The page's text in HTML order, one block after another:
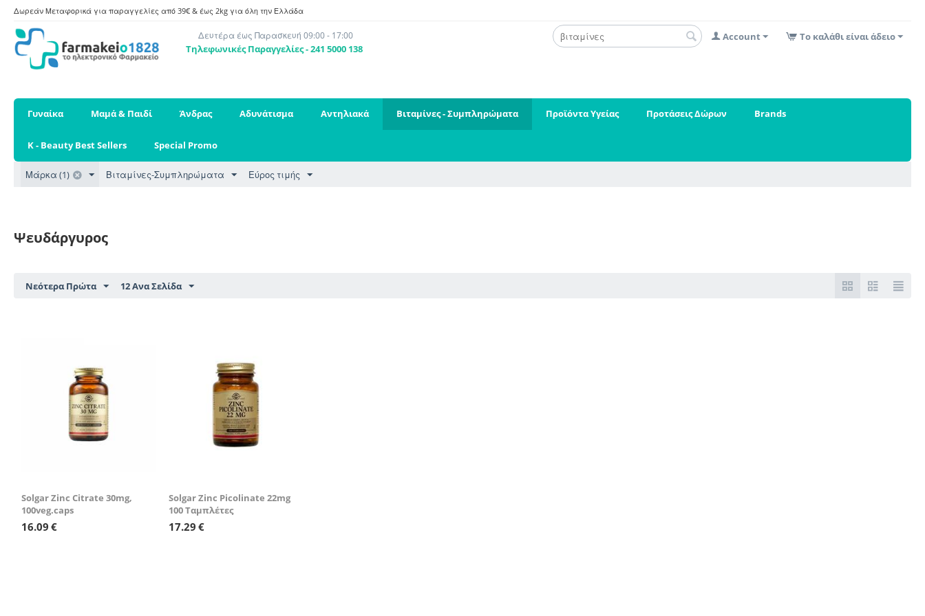
Δωρεάν Μεταφορικά για παραγγελίες από 39€ & έως 2kg για όλη την Ελλάδα
Δευτέρα έως Παρασκευή 09:00 - 17:00
Τηλεφωνικές Παραγγελίες - 241 5000 138
Το καλάθι είναι άδειο
Account
Γυναίκα Μαμά & Παιδί Άνδρας Αδυνάτισμα Αντηλιακά Βιταμίνες - Συμπληρώματα Προϊόντα Υγείας Προτάσεις Δώρων Brands
K - Beauty Best Sellers Special Promo
Μάρκα (1) Βιταμίνες-Συμπληρώματα Εύρος τιμής
Ψευδάργυρος
Νεότερα Πρώτα 12 Ανα Σελίδα
Solgar Zinc Citrate 30mg,
100veg.caps
16.09 €
Solgar Zinc Picolinate 22mg
100 Ταμπλέτες
17.29 €